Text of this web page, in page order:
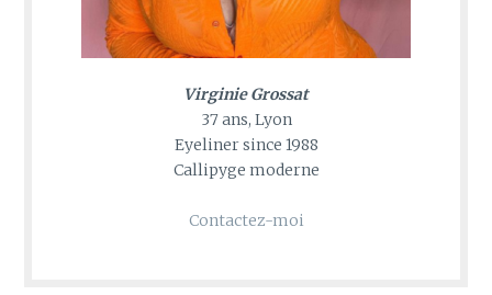
Virginie Grossat
37 ans, Lyon
Eyeliner since 1988
Callipyge moderne
Contactez-moi